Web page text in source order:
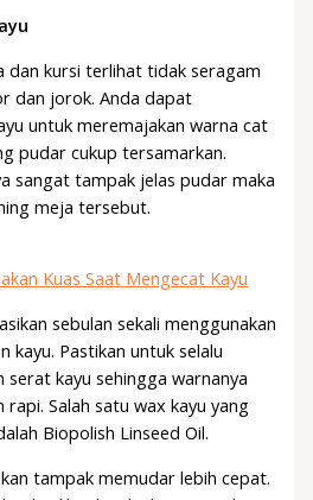
dan kursi terlihat tidak seragam
dan jorok. Anda dapat
untuk meremajakan warna cat
pudar cukup tersamarkan.
sangat tampak jelas pudar maka
meja tersebut.
Kuas Saat Mengecat Kayu
sebulan sekali menggunakan
kayu. Pastikan untuk selalu
serat kayu sehingga warnanya
rapi. Salah satu wax kayu yang
Biopolish Linseed Oil.
tampak memudar lebih cepat.